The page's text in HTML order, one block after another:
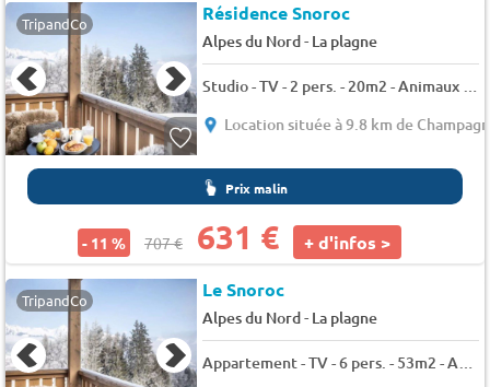
TripandCo Résidence Snoroc
Alpes du Nord- La plagne
Studio - TV - 2 pers. - 20m2 - Animaux admis
Location située à 9.8 km de
Prix malin
- 11 % 707 € 631 € + d'infos >
TripandCo Le Snoroc
Alpes du Nord- La plagne